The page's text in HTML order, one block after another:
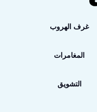
غرف الهروب
المغامرات
التشويق